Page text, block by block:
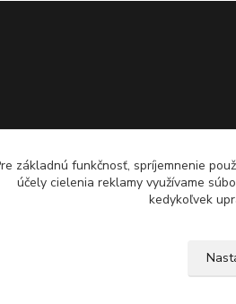
základnú funkčnosť, spríjemnenie
účely cielenia reklamy využívame
kedykoľvek